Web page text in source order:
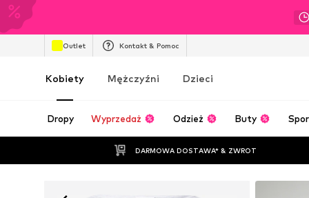
Outlet Kontakt & Pomoc
Kobiety Mężczyźni Dzieci
Dropy Wyprzedaż Odzież Buty
DARMOWA DOSTAWA* & ZWROT